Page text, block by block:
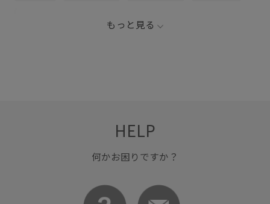
もっと見る
HELP
何かお困りですか？